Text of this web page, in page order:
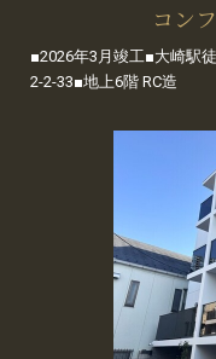
コン
■2026年3月竣工■大崎駅
2-2-33■地上6階 RC造